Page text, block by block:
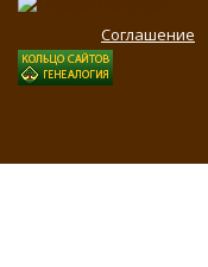
Соглашение